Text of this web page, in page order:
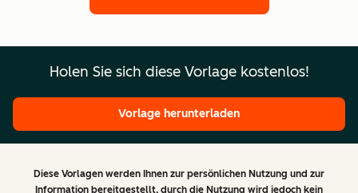
Holen Sie sich diese Vorlage kostenlos!
Vorlage herunterladen
Diese Vorlagen werden Ihnen zur persönlichen Nutzung und zur
Information bereitgestellt, durch die Nutzung wird jedoch kein